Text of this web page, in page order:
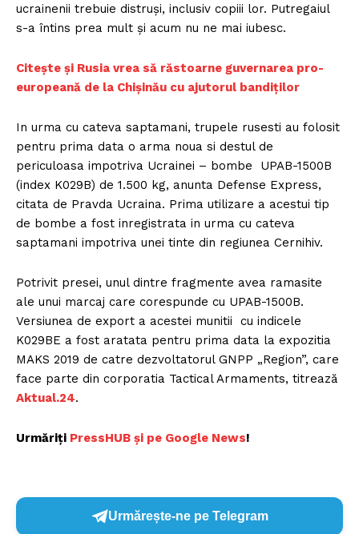
ucrainenii trebuie distruși, inclusiv copiii lor. Putregaiul
s-a întins prea mult și acum nu ne mai iubesc.
Citește și Rusia vrea să răstoarne guvernarea pro-
europeană de la Chișinău cu ajutorul bandiților
In urma cu cateva saptamani, trupele rusesti au folosit
pentru prima data o arma noua si destul de
periculoasa impotriva Ucrainei – bombe UPAB-1500B
(index K029B) de 1.500 kg, anunta Defense Express,
citata de Pravda Ucraina. Prima utilizare a acestui tip
de bombe a fost inregistrata in urma cu cateva
saptamani impotriva unei tinte din regiunea Cernihiv.
Potrivit presei, unul dintre fragmente avea ramasite
ale unui marcaj care corespunde cu UPAB-1500B.
Versiunea de export a acestei munitii cu indicele
K029BE a fost aratata pentru prima data la expozitia
MAKS 2019 de catre dezvoltatorul GNPP „Region”, care
face parte din corporatia Tactical Armaments, titrează
Aktual.24.
Urmăriți PressHUB și pe Google News!
Urmărește-ne pe Telegram